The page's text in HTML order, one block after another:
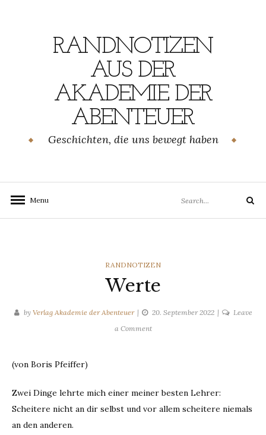
RANDNOTIZEN
AUS DER
AKADEMIE DER
ABENTEUER
Geschichten, die uns bewegt haben
Menu
for:
Search
CATEGORIES
RANDNOTIZEN
Werte
by Verlag Akademie der Abenteuer 20. September 2022
Leave
a Commenton
(von Boris Pfeiffer)
Zwei Dinge lehrte mich einer meiner besten Lehrer:
Scheitere nicht an dir selbst und vor allem scheitere niemals
an den anderen.